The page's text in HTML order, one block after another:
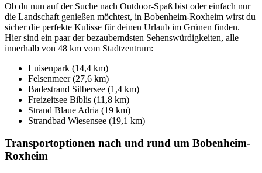
Ob du nun auf der Suche nach Outdoor-Spaß bist oder einfach nur
die Landschaft genießen möchtest, in Bobenheim-Roxheim wirst du
sicher die perfekte Kulisse für deinen Urlaub im Grünen finden.
Hier sind ein paar der bezauberndsten Sehenswürdigkeiten, alle
innerhalb von 48 km vom Stadtzentrum:
Luisenpark (14,4 km)
Felsenmeer (27,6 km)
Badestrand Silbersee (1,4 km)
Freizeitsee Biblis (11,8 km)
Strand Blaue Adria (19 km)
Strandbad Wiesensee (19,1 km)
Transportoptionen nach und rund um Bobenheim-
Roxheim